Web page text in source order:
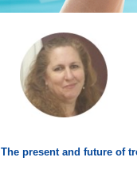
The present and future of